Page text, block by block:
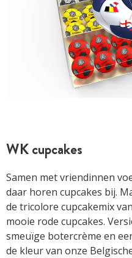
WK cupcakes
Samen met vriendinnen
daar horen cupcakes bij.
de tricolore cupcakemix
mooie rode cupcakes.
smeuïge botercrème en
de kleur van onze